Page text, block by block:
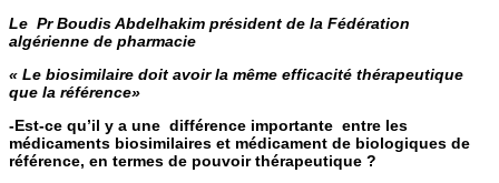
Le Pr Boudis Abdelhakim président de la Fédération
algérienne de pharmacie
« Le biosimilaire doit avoir la même efficacité thérapeutique
que la référence»
-Est-ce qu’il y a une différence importante entre les
médicaments biosimilaires et médicament de biologiques de
référence, en termes de pouvoir thérapeutique ?